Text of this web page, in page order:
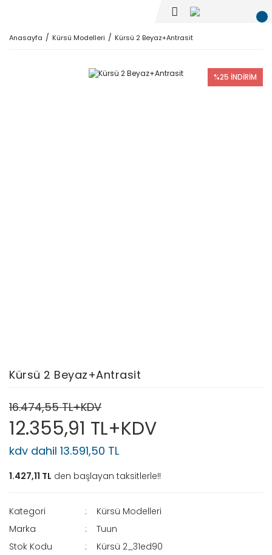
Anasayfa Kürsü Modelleri Kürsü 2 Beyaz+Antrasit
%25 İNDİRİM
Kürsü 2 Beyaz+Antrasit
16.474,55 TL+KDV
12.355,91 TL+KDV
kdv dahil 13.591,50 TL
1.427,11 TL den başlayan taksitlerle!!
Kategori
Kürsü Modelleri
Marka
Tuun
Stok Kodu
Kürsü 2_31ed90